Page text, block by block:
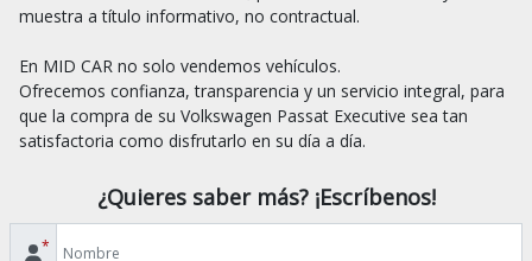
muestra a título informativo, no contractual.
En MID CAR no solo vendemos vehículos.
Ofrecemos confianza, transparencia y un servicio integral, para
que la compra de su Volkswagen Passat Executive sea tan
¿Quieres saber más? ¡Escríbenos!
*